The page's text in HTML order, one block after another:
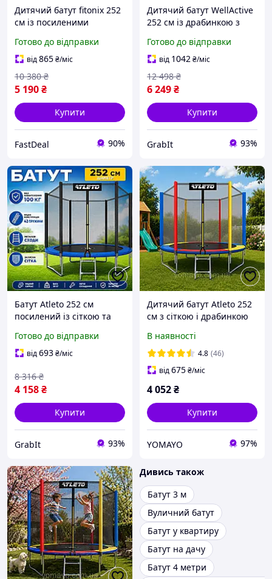
Дитячий батут fitonix 252
см із посиленими
сіткою та замком, батути
252 см вуличні для
підлітків
Готово до відправки
від865₴/міс
5 190₴
10 380 ₴
Купити
FastDeal 90%
Дитячий батут WellActive
252 см із драбинкою з
батут із сіткою та замком
батути вуличні із
захисною сіткою
Готово до відправки
від 1042₴/міс
6 249₴
12 498 ₴
Купити
GrabIt 93%
Батут Atleto 252 см
посилений із сіткою та
спортивного майданчика
батути вуличні із
Готово до відправки
від693₴/міс
4 158₴
8 316 ₴
Купити
GrabIt 93%
Дитячий батут Atleto 252
см з сіткою і драбинкою
дому, саду, дитячої
кімнати
В наявності
4.8 (46)
від675₴/міс
4 052₴
Купити
YOMAYO 97%
Дивись також
Батут 3 м
Вуличний батут
Батут у квартиру
Батут на дачу
Батут 4 метри